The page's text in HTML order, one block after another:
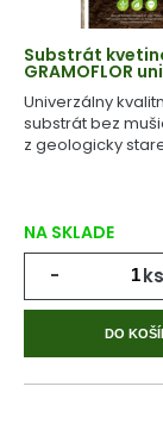
Substrát
GRAMOFLOR
Univerzálny
substrát bez
z geologicky
NA SKLADE
- ks
DO